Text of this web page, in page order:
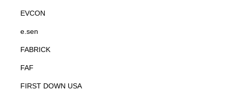
EVCON
e.sen
FABRICK
FAF
FIRST DOWN USA